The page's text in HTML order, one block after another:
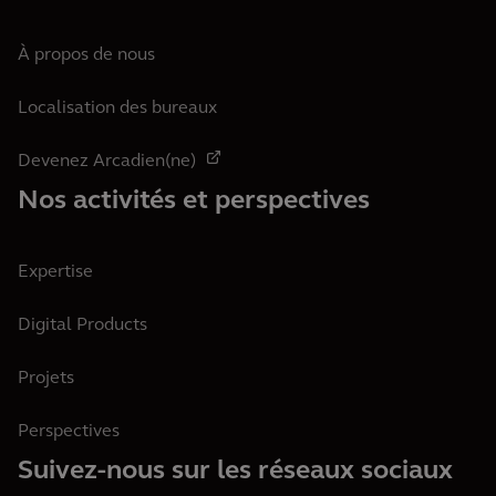
À propos de nous
Localisation des bureaux
Devenez Arcadien(ne)
Nos activités et perspectives
Expertise
Digital Products
Projets
Perspectives
Suivez-nous sur les réseaux sociaux